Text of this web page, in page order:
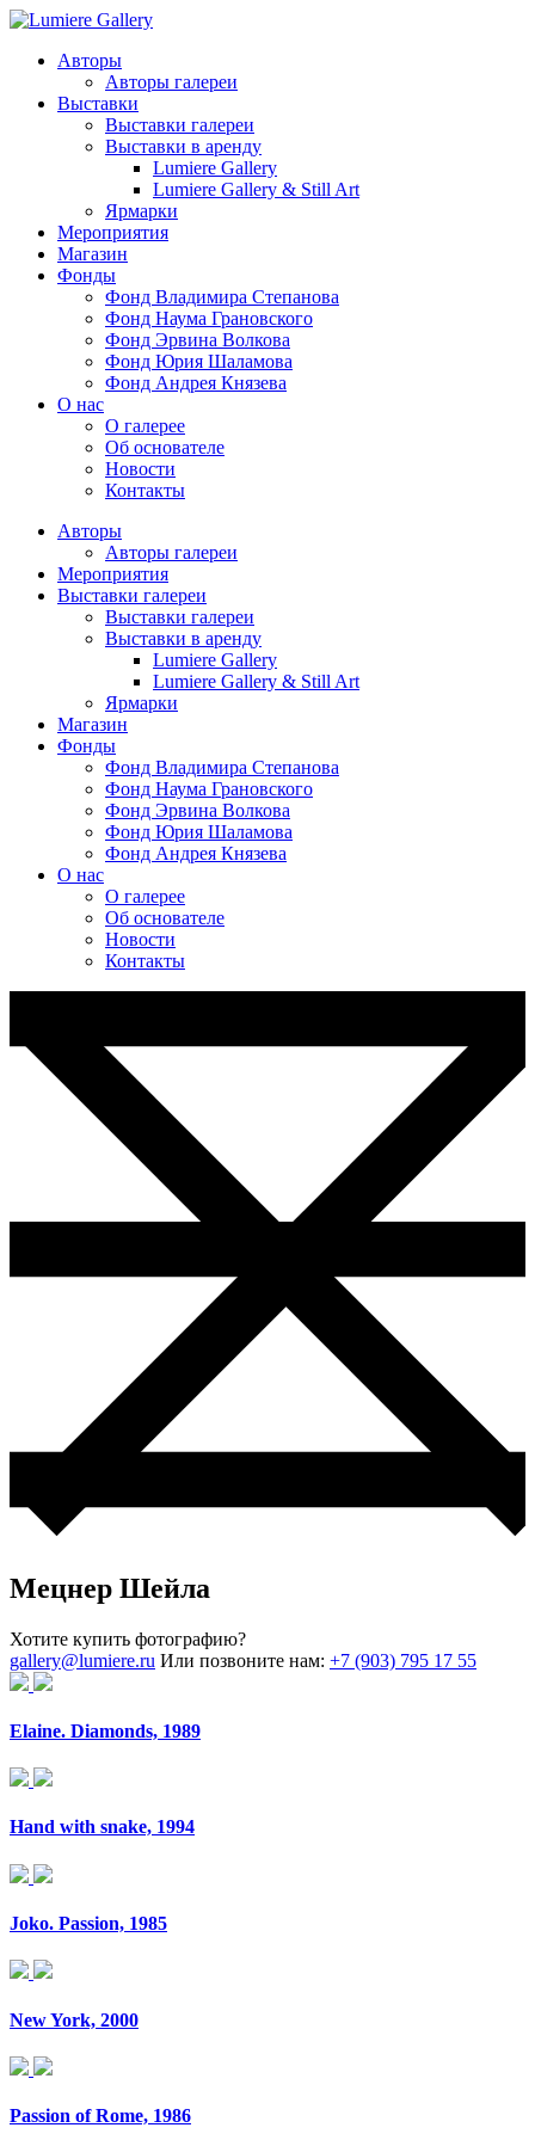
Авторы
Авторы галереи
Выставки
Выставки галереи
Выставки в аренду
Lumiere Gallery
Lumiere Gallery & Still Art
Ярмарки
Мероприятия
Магазин
Фонды
Фонд Владимира Степанова
Фонд Наума Грановского
Фонд Эрвина Волкова
Фонд Юрия Шаламова
Фонд Андрея Князева
О нас
О галерее
Об основателе
Новости
Контакты
Авторы
Авторы галереи
Мероприятия
Выставки галереи
Выставки галереи
Выставки в аренду
Lumiere Gallery
Lumiere Gallery & Still Art
Ярмарки
Магазин
Фонды
Фонд Владимира Степанова
Фонд Наума Грановского
Фонд Эрвина Волкова
Фонд Юрия Шаламова
Фонд Андрея Князева
О нас
О галерее
Об основателе
Новости
Контакты
Мецнер Шейла
Хотите купить фотографию?
gallery@lumiere.ru Или позвоните нам: +7 (903) 795 17 55
Elaine. Diamonds, 1989
Hand with snake, 1994
Joko. Passion, 1985
New York, 2000
Passion of Rome, 1986